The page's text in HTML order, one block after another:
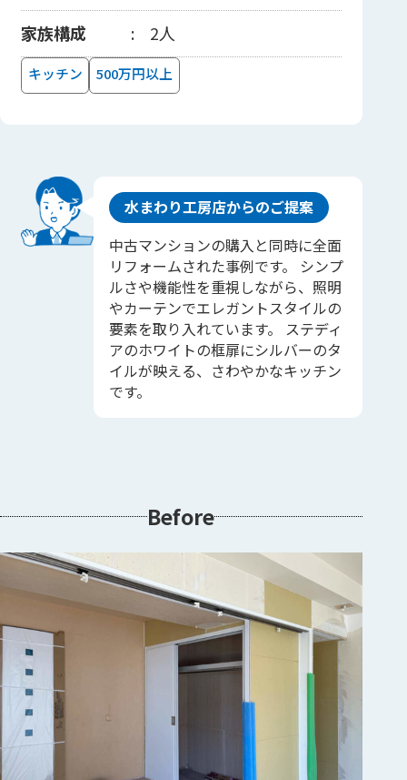
家族構成
2人
キッチン 500万円以上
水まわり工房店からのご提案
中古マンションの購入と同時に全面
リフォームされた事例です。 シンプ
ルさや機能性を重視しながら、照明
やカーテンでエレガントスタイルの
要素を取り入れています。 ステディ
アのホワイトの框扉にシルバーのタ
イルが映える、さわやかなキッチン
です。
Before